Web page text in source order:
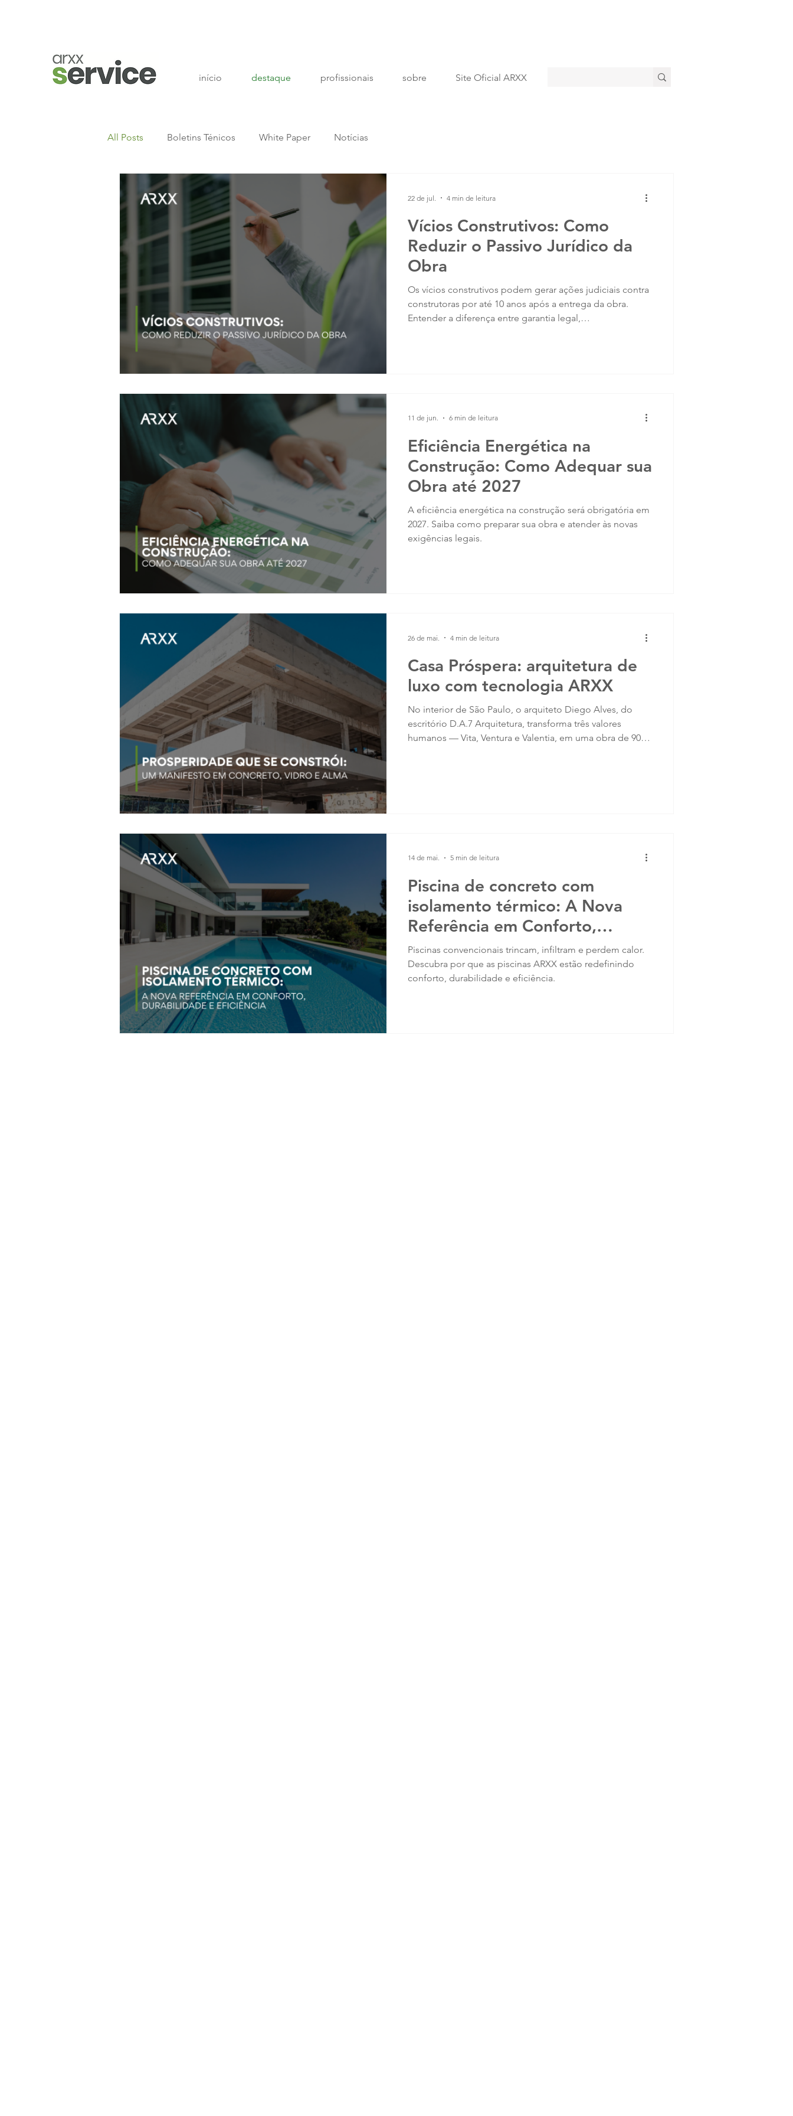
início destaque profissionais sobre Site Oficial ARXX
All Posts Boletins Ténicos White Paper Notícias
Vícios Construtivos: Como
Reduzir o Passivo Jurídico da
Obra
Os vícios construtivos podem gerar ações judiciais contra
construtoras por até 10 anos após a entrega da obra.
Entender a diferença entre garantia legal,
22 de jul. 4 min de leitura
Eficiência Energética na
Construção: Como Adequar sua
Obra até 2027
A eficiência energética na construção será obrigatória em
2027. Saiba como preparar sua obra e atender às novas
exigências legais.
11 de jun. 6 min de leitura
Casa Próspera: arquitetura de
luxo com tecnologia ARXX
No interior de São Paulo, o arquiteto Diego Alves, do
escritório D.A.7 Arquitetura, transforma três valores
humanos — Vita, Ventura e Valentia, em uma obra de 900
26 de mai. 4 min de leitura
Piscina de concreto com
isolamento térmico: A Nova
Referência em Conforto,
Durabilidade e Eficiência
Piscinas convencionais trincam, infiltram e perdem calor.
Descubra por que as piscinas ARXX estão redefinindo
conforto, durabilidade e eficiência.
14 de mai. 5 min de leitura